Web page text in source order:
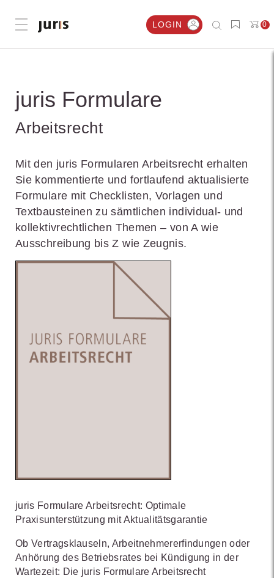
Menü öffnen LOGIN 0
juris Formulare
Arbeitsrecht
Mit den juris Formularen Arbeitsrecht erhalten
Sie kommentierte und fortlaufend aktualisierte
Formulare mit Checklisten, Vorlagen und
Textbausteinen zu sämtlichen individual- und
kollektivrechtlichen Themen – von A wie
Ausschreibung bis Z wie Zeugnis.
juris Formulare Arbeitsrecht: Optimale
Praxisunterstützung mit Aktualitätsgarantie
Ob Vertragsklauseln, Arbeitnehmererfindungen oder
Anhörung des Betriebsrates bei Kündigung in der
Wartezeit: Die juris Formulare Arbeitsrecht